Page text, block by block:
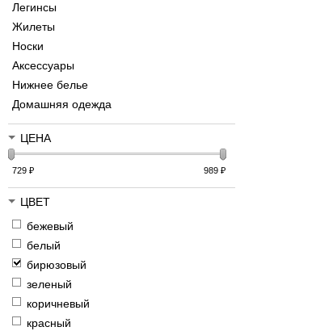
Легинсы
Жилеты
Носки
Аксессуары
Нижнее белье
Домашняя одежда
ЦЕНА
729 ₽ 989₽
ЦВЕТ
бежевый
белый
бирюзовый
зеленый
коричневый
красный